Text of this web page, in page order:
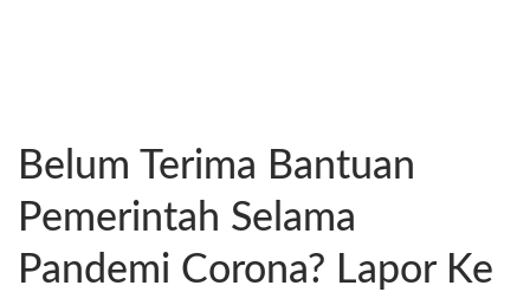
Belum Terima Bantuan
Pemerintah Selama
Pandemi Corona? Lapor Ke